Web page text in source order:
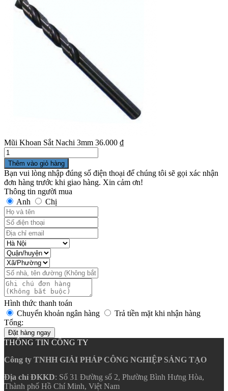
Mũi Khoan Sắt Nachi 3mm 36.000 ₫
Số
lượng
Thêm vào giỏ hàng
Bạn vui lòng nhập đúng số điện thoại để chúng tôi sẽ gọi xác nhận
đơn hàng trước khi giao hàng. Xin cảm ơn!
Thông tin người mua
Anh
Chị
Hình thức thanh toán
Chuyển khoản ngân hàng
Trả tiền mặt khi nhận hàng
Tổng:
Đặt hàng ngay
THÔNG TIN CÔNG TY
Công ty TNHH GIẢI PHÁP CÔNG NGHIỆP SÁNG TẠO
Địa chỉ ĐKKD: Số 31 Đường số 2, Phường Bình Hưng Hòa,
Thành phố Hồ Chí Minh, Việt Nam